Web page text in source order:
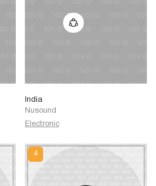
India
Nusound
Electronic